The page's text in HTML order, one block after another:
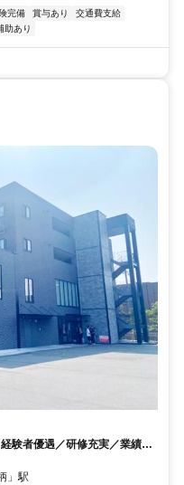
完備 賞与あり
交通費支給
助あり
験者優遇／研修充実／業績好
」駅